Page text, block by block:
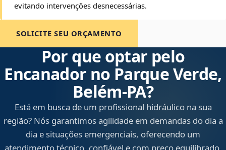
evitando intervenções desnecessárias.
SOLICITE SEU ORÇAMENTO
Por que optar pelo
Encanador no Parque Verde,
Belém‑PA?
Está em busca de um profissional hidráulico na sua
região? Nós garantimos agilidade em demandas do dia a
dia e situações emergenciais, oferecendo um